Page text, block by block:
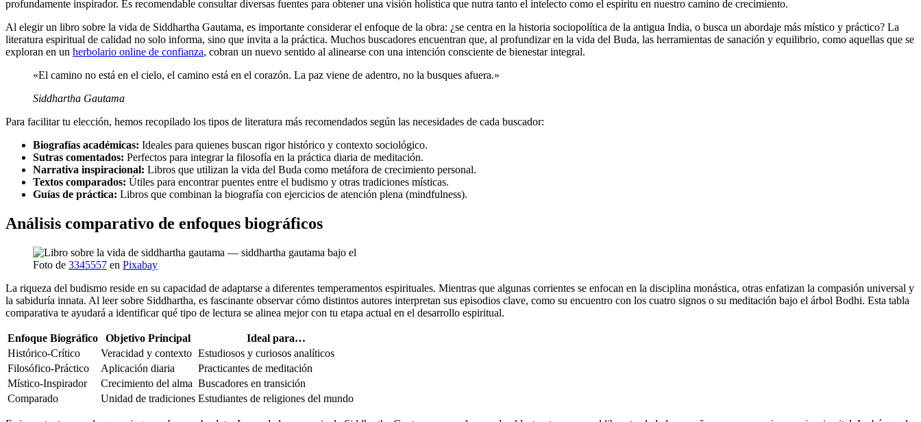
profundamente inspirador. Es recomendable consultar diversas fuentes para obtener una visión holística que nutra tanto el intelecto como el espíritu en nuestro camino de crecimiento.
Al elegir un libro sobre la vida de Siddhartha Gautama, es importante considerar el enfoque de la obra: ¿se centra en la historia sociopolítica de la antigua India, o busca un abordaje más místico y práctico? La
literatura espiritual de calidad no solo informa, sino que invita a la práctica. Muchos buscadores encuentran que, al profundizar en la vida del Buda, las herramientas de sanación y equilibrio, como aquellas que se
exploran en un herbolario online de confianza, cobran un nuevo sentido al alinearse con una intención consciente de bienestar integral.
«El camino no está en el cielo, el camino está en el corazón. La paz viene de adentro, no la busques afuera.»
Siddhartha Gautama
Para facilitar tu elección, hemos recopilado los tipos de literatura más recomendados según las necesidades de cada buscador:
Biografías académicas: Ideales para quienes buscan rigor histórico y contexto sociológico.
Sutras comentados: Perfectos para integrar la filosofía en la práctica diaria de meditación.
Narrativa inspiracional: Libros que utilizan la vida del Buda como metáfora de crecimiento personal.
Textos comparados: Útiles para encontrar puentes entre el budismo y otras tradiciones místicas.
Guías de práctica: Libros que combinan la biografía con ejercicios de atención plena (mindfulness).
Análisis comparativo de enfoques biográficos
Foto de 3345557 en Pixabay
La riqueza del budismo reside en su capacidad de adaptarse a diferentes temperamentos espirituales. Mientras que algunas corrientes se enfocan en la disciplina monástica, otras enfatizan la compasión universal y
la sabiduría innata. Al leer sobre Siddhartha, es fascinante observar cómo distintos autores interpretan sus episodios clave, como su encuentro con los cuatro signos o su meditación bajo el árbol Bodhi. Esta tabla
comparativa te ayudará a identificar qué tipo de lectura se alinea mejor con tu etapa actual en el desarrollo espiritual.
Enfoque Biográfico Objetivo Principal
Ideal para…
Histórico-Crítico
Veracidad y contexto Estudiosos y curiosos analíticos
Filosófico-Práctico
Aplicación diaria
Practicantes de meditación
Místico-Inspirador
Crecimiento del alma Buscadores en transición
Comparado
Unidad de tradiciones Estudiantes de religiones del mundo